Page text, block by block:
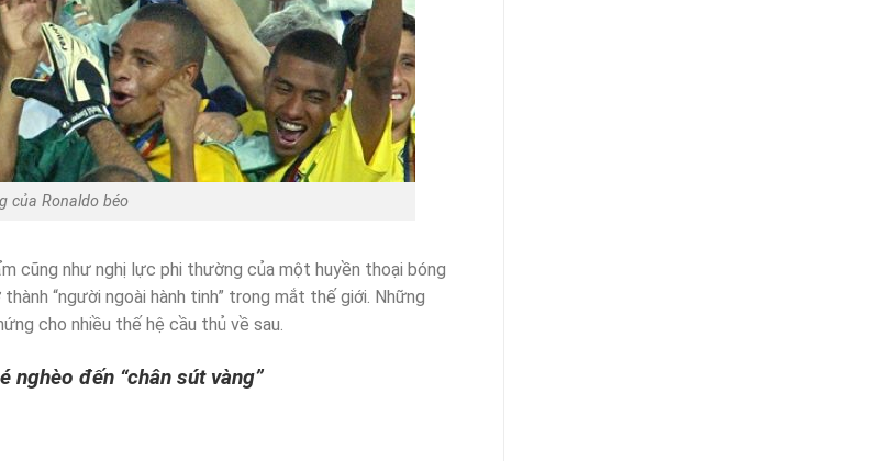
của Ronaldo béo
cũng như nghị lực phi thường của một huyền thoại bóng
“người ngoài hành tinh” trong mắt thế giới. Những
cho nhiều thế hệ cầu thủ về sau.
nghèo đến “chân sút vàng”